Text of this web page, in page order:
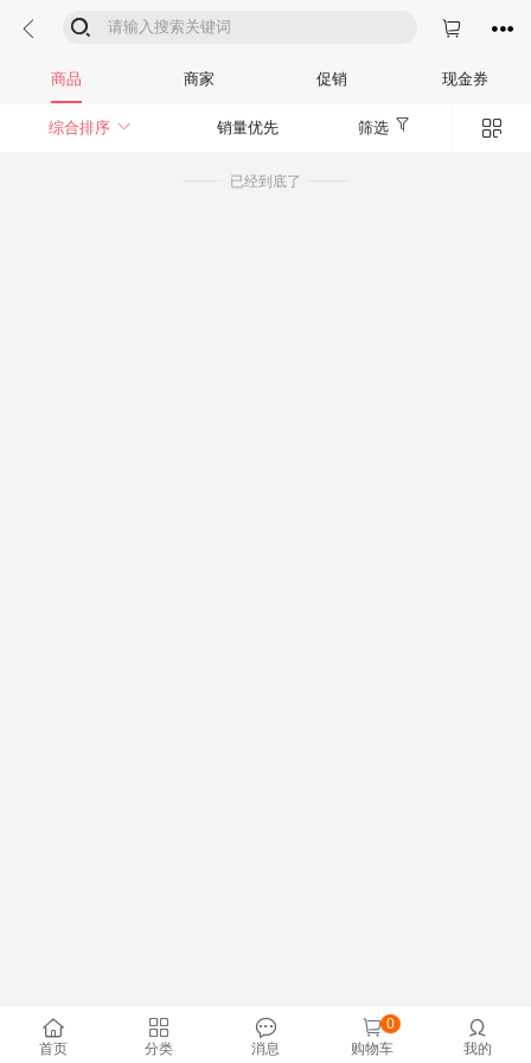
  

商品 商家 促销 现金券
综合排序  销量优先 筛选 
已经到底了

首页

分类

消息

购物车
0 
我的